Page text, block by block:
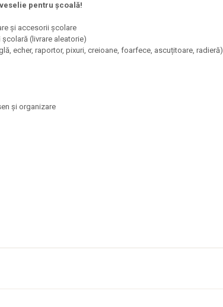
veselie pentru școală!
și accesorii școlare
(livrare aleatorie)
echer, raportor, pixuri, creioane, foarfece, ascuțitoare, radieră)
și organizare